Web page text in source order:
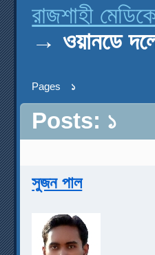
রাজশাহী
→ওয়ানডে
Pages ১
Posts: ১
সুজন পাল